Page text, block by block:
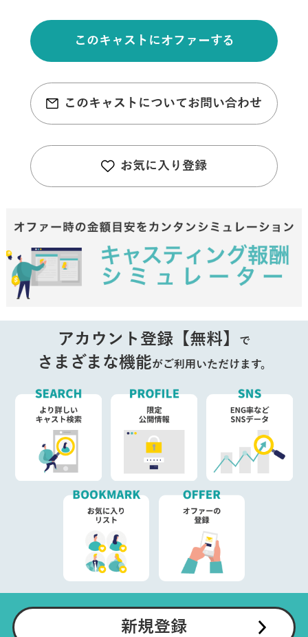
このキャストにオファーする
このキャストについてお問い合わせ
お気に入り登録
アカウント登録【無料】 で
さまざまな機能がご利用いただけます。
新規登録